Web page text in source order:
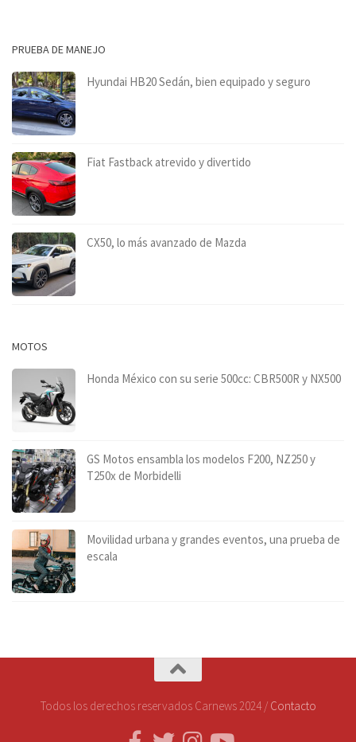
PRUEBA DE MANEJO
Hyundai HB20 Sedán, bien equipado y seguro
Fiat Fastback atrevido y divertido
CX50, lo más avanzado de Mazda
MOTOS
Honda México con su serie 500cc: CBR500R y NX500
GS Motos ensambla los modelos F200, NZ250 y
T250x de Morbidelli
Movilidad urbana y grandes eventos, una prueba de
escala
Todos los derechos reservados Carnews 2024 / Contacto